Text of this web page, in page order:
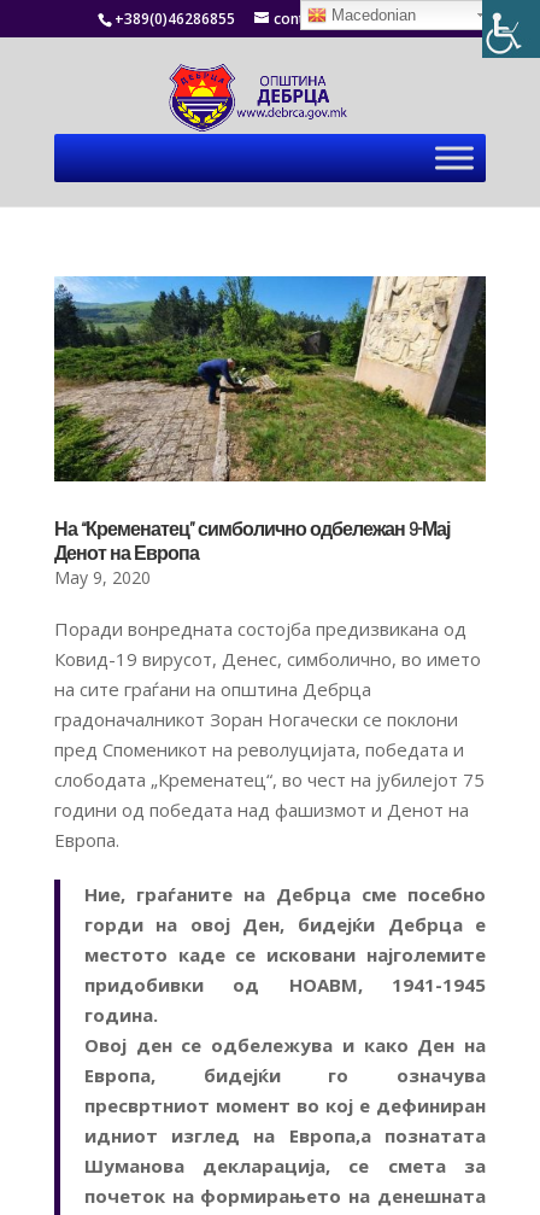
+389(0)46286855 contact@debrca.gov.mk
На “Кременатец” симболично одбележан 9-Мај
Денот на Европа
May 9, 2020
Поради вонредната состојба предизвикана од
Ковид-19 вирусот, Денес, симболично, во името
на сите граѓани на општина Дебрца
градоначалникот Зоран Ногачески се поклони
пред Споменикот на револуцијата, победата и
слободата „Кременатец“, во чест на јубилејот 75
години од победата над фашизмот и Денот на
Европа.
Ние, граѓаните на Дебрца сме посебно
горди на овој Ден, бидејќи Дебрца е
местото каде се исковани најголемите
придобивки од НОАВМ, 1941-1945
година.
Овој ден се одбележува и како Ден на
Европа, бидејќи го означува
пресвртниот момент во кој е дефиниран
идниот изглед на Европа,а познатата
Шуманова декларација, се смета за
почеток на формирањето на денешната
Macedonian